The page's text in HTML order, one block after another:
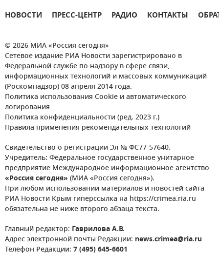
НОВОСТИ ПРЕСС-ЦЕНТР РАДИО КОНТАКТЫ
© 2026 МИА «Россия сегодня»
Сетевое издание РИА Новости зарегистрировано в
Федеральной службе по надзору в сфере связи,
информационных технологий и массовых коммуникаций
(Роскомнадзор) 08 апреля 2014 года.
Политика использования Cookie и автоматического
логирования
Политика конфиденциальности (ред. 2023 г.)
Правила применения рекомендательных технологий
Свидетельство о регистрации Эл № ФС77-57640.
Учредитель: Федеральное государственное унитарное
предприятие Международное информационное агентство
«Россия сегодня» (МИА «Россия сегодня»).
При любом использовании материалов и новостей сайта
РИА Новости Крым гиперссылка на https://crimea.ria.ru
обязательна не ниже второго абзаца текста.
Главный редактор: Гаврилова А.В.
Адрес электронной почты Редакции: news.crimea@ria.ru
Телефон Редакции: 7 (495) 645-6601